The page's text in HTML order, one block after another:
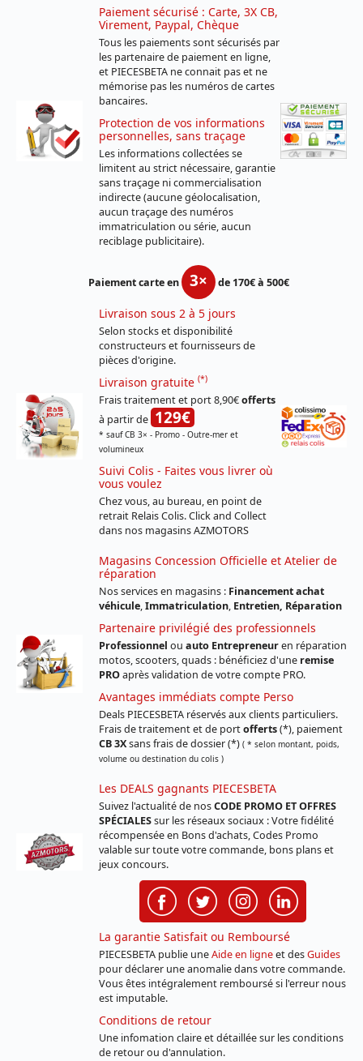
Paiement sécurisé : Carte, 3X CB,
Virement, Paypal, Chèque
Tous les paiements sont sécurisés par
les partenaire de paiement en ligne,
et PIECESBETA ne connait pas et ne
mémorise pas les numéros de cartes
bancaires.
Protection de vos informations
personnelles, sans traçage
Les informations collectées se
limitent au strict nécessaire, garantie
sans traçage ni commercialisation
indirecte (aucune géolocalisation,
aucun traçage des numéros
immatriculation ou série, aucun
reciblage publicitaire).
Paiement carte en 3× de 170€ à 500€
Livraison sous 2 à 5 jours
Selon stocks et disponibilité
constructeurs et fournisseurs de
pièces d'origine.
Livraison gratuite (*)
Frais traitement et port 8,90€offerts
à partir de 129€
* sauf CB 3× - Promo - Outre-mer et
volumineux
Suivi Colis - Faites vous livrer où
vous voulez
Chez vous, au bureau, en point de
retrait Relais Colis. Click and Collect
dans nos magasins AZMOTORS
Magasins Concession Officielle et Atelier de
réparation
Nos services en magasins : Financement achat
véhicule,Immatriculation, Entretien, Réparation
Partenaire privilégié des professionnels
Professionnel ou auto Entrepreneuren réparation
motos, scooters, quads : bénéficiez d'une remise
PROaprès validation de votre compte PRO.
Avantages immédiats compte Perso
Deals PIECESBETA réservés aux clients particuliers.
Frais de traitement et de portofferts(*), paiement
CB 3Xsans frais de dossier (*) ( * selon montant, poids,
volume ou destination du colis )
Les DEALS gagnants PIECESBETA
Suivez l'actualité de nosCODE PROMO ET OFFRES
SPÉCIALESsur les réseaux sociaux : Votre fidélité
récompensée en Bons d'achats, Codes Promo
valable sur toute votre commande, bons plans et
jeux concours.
La garantie Satisfait ou Remboursé
PIECESBETA publie uneAide en ligneet desGuides
pour déclarer une anomalie dans votre commande.
Vous êtes intégralement remboursé si l'erreur nous
est imputable.
Conditions de retour
Une infomation claire et détaillée sur les conditions
de retour ou d'annulation.